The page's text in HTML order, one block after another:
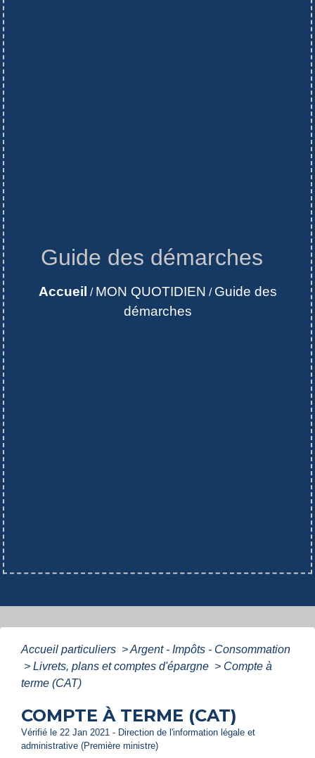
Guide des démarches
Accueil / MON QUOTIDIEN / Guide des
démarches
Accueil particuliers >Argent - Impôts - Consommation
> Livrets, plans et comptes d'épargne > Compte à
terme (CAT)
COMPTE À TERME (CAT)
Vérifié le 22 Jan 2021 - Direction de l'information légale et
administrative (Première ministre)